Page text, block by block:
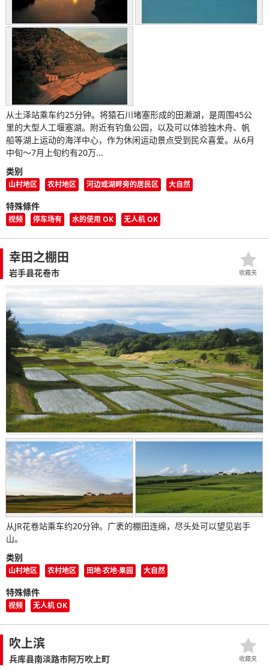
从土泽站乘车约25分钟。将猿石川堵塞形成的田濑湖，是周围45公
里的大型人工堰塞湖。附近有钓鱼公园，以及可以体验独木舟、帆
船等湖上运动的海洋中心，作为休闲运动景点受到民众喜爱。从6月
中旬～7月上旬约有20万...
类别
山村地区 农村地区 河边或湖畔旁的居民区 大自然
特殊條件
视频 停车场有 水的使用 OK 无人机 OK
幸田之棚田
岩手县花卷市
从JR花卷站乘车约20分钟。广袤的棚田连绵，尽头处可以望见岩手
山。
类别
山村地区 农村地区 田地·农地·果园 大自然
特殊條件
视频 无人机 OK
收藏夹
吹上滨
兵库县南淡路市阿万吹上町 收藏夹